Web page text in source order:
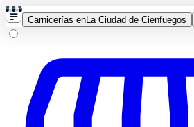
Carnicerías enLa Ciudad de Cienfuegos